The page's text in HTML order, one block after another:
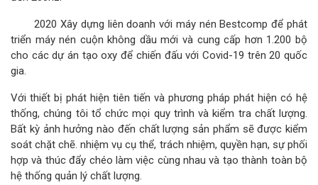
2020 Xây dựng liên doanh với máy nén Bestcomp để phát
triển máy nén cuộn không dầu mới và cung cấp hơn 1.200 bộ
cho các dự án tạo oxy để chiến đấu với Covid-19 trên 20 quốc
gia.
Với thiết bị phát hiện tiên tiến và phương pháp phát hiện có hệ
thống, chúng tôi tổ chức mọi quy trình và kiểm tra chất lượng.
Bất kỳ ảnh hưởng nào đến chất lượng sản phẩm sẽ được kiểm
soát chặt chẽ. nhiệm vụ cụ thể, trách nhiệm, quyền hạn, sự phối
hợp và thúc đẩy chéo làm việc cùng nhau và tạo thành toàn bộ
hệ thống quản lý chất lượng.